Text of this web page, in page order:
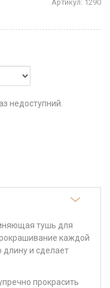
Артикул: 1290
недоступний.
тушь для
каждой
длину и сделает
прокрасить